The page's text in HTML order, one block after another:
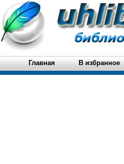
Главная В избранное